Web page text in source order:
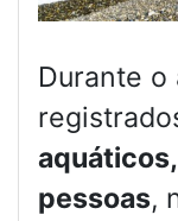
Durante o
pessoas,